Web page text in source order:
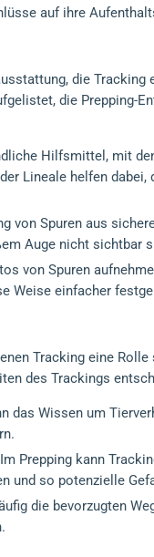
auf ihre
die Tracking
die Prepping-
Hilfsmittel, mit
Lineale helfen dabei,
von Spuren aus
Auge nicht sichtbar
von Spuren
Weise einfacher
Tracking eine
des Trackings
das Wissen um
Prepping kann
und so potenzielle
die bevorzugten